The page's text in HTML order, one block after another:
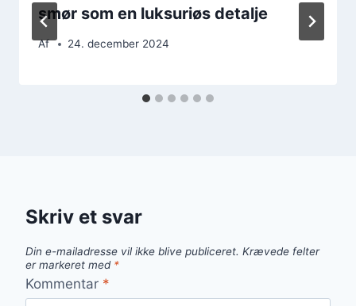
smør som en luksuriøs detalje
Af 24. december 2024
Skriv et svar
Din e-mailadresse vil ikke blive publiceret. Krævede felter
er markeret med *
Kommentar *